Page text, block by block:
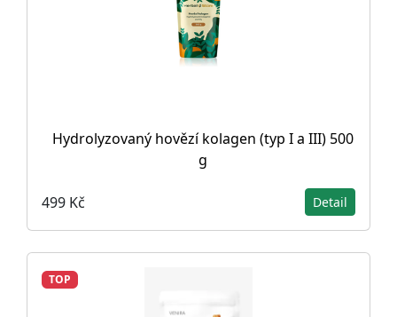
Hydrolyzovaný hovězí kolagen (typ I a III) 500
g
499 Kč Detail
TOP